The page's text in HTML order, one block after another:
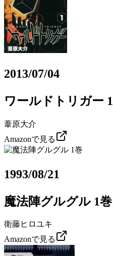
2013/07/04
ワールドトリガー 1
葦原大介
Amazonで見る
1993/08/21
魔法陣グルグル 1巻
衛藤ヒロユキ
Amazonで見る